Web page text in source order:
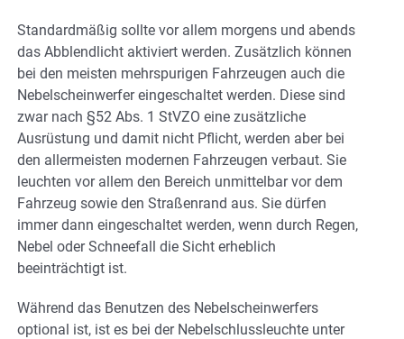
Standardmäßig sollte vor allem morgens und abends
das Abblendlicht aktiviert werden. Zusätzlich können
bei den meisten mehrspurigen Fahrzeugen auch die
Nebelscheinwerfer eingeschaltet werden. Diese sind
zwar nach §52 Abs. 1 StVZO eine zusätzliche
Ausrüstung und damit nicht Pflicht, werden aber bei
den allermeisten modernen Fahrzeugen verbaut. Sie
leuchten vor allem den Bereich unmittelbar vor dem
Fahrzeug sowie den Straßenrand aus. Sie dürfen
immer dann eingeschaltet werden, wenn durch Regen,
Nebel oder Schneefall die Sicht erheblich
beeinträchtigt ist.
Während das Benutzen des Nebelscheinwerfers
optional ist, ist es bei der Nebelschlussleuchte unter